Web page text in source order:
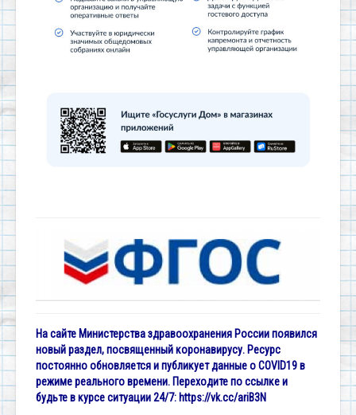
На сайте Министерства здравоохранения России появился
новый раздел, посвященный коронавирусу. Ресурс
постоянно обновляется и публикует данные о COVID19 в
режиме реального времени. Переходите по ссылке и
будьте в курсе ситуации 24/7: https://vk.cc/ariB3N